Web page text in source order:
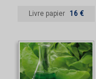
Livre papier 16 €